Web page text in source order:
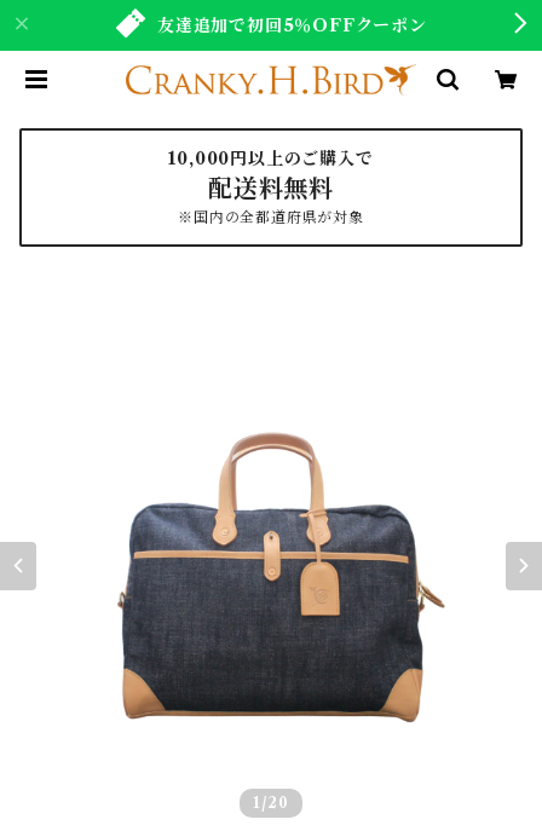
友達追加で初回5％OFFクーポン
10,000円以上のご購入で
配送料無料
※国内の全都道府県が対象
1 /20